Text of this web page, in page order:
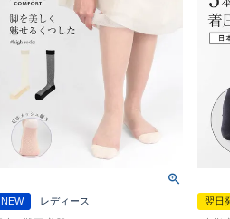
NEW
レディース
翌日